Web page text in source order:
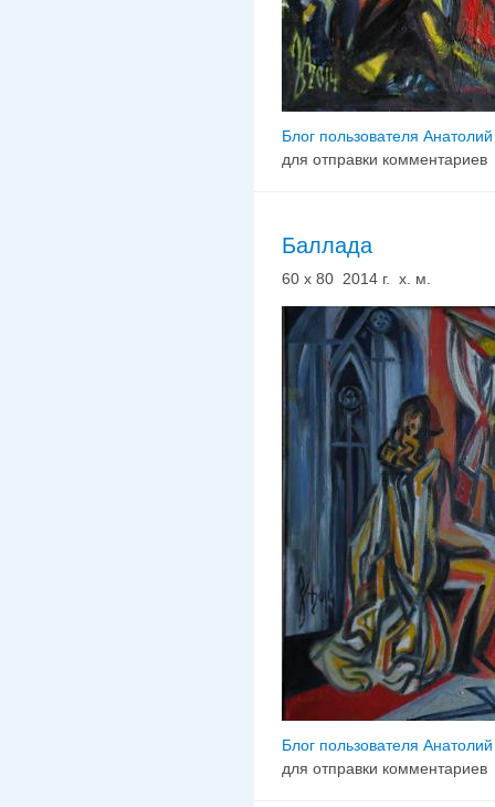
Блог пользователя
для отправки комментариев
Баллада
60 х 80 2014 г. х. м.
Блог пользователя
для отправки комментариев